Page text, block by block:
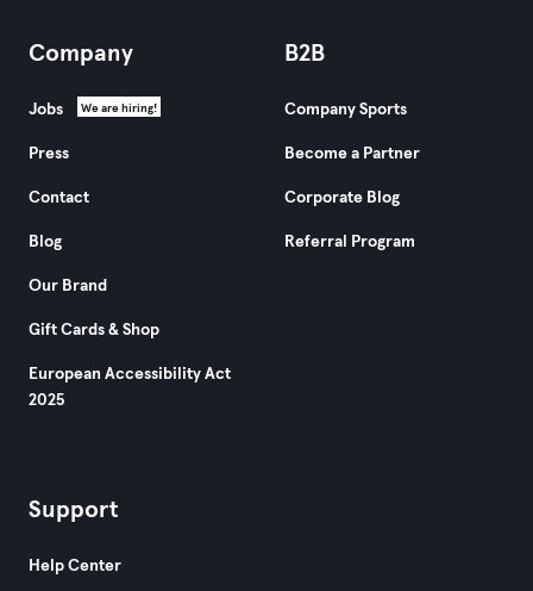
Company
Jobs We are hiring!
Press
Contact
Blog
Our Brand
Gift Cards & Shop
European Accessibility Act
2025
B2B
Company Sports
Become a Partner
Corporate Blog
Referral Program
Support
Help Center